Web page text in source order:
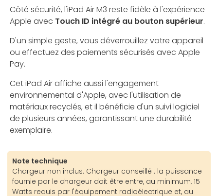
Côté sécurité, l'iPad Air M3 reste fidèle à l'expérience
Apple avec Touch ID intégré au bouton supérieur.
D'un simple geste, vous déverrouillez votre appareil
ou effectuez des paiements sécurisés avec Apple
Pay.
Cet iPad Air affiche aussi l'engagement
environnemental d'Apple, avec l'utilisation de
matériaux recyclés, et il bénéficie d'un suivi logiciel
de plusieurs années, garantissant une durabilité
exemplaire.
Note technique
Chargeur non inclus. Chargeur conseillé : la puissance
fournie par le chargeur doit être entre, au minimum, 15
Watts requis par l'équipement radioélectrique et, au